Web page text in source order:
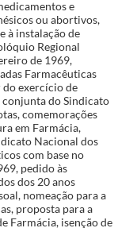
e
ou abortivos,
à instalação de
Regional
de 1969,
Farmacêuticas
exercício de
conjunta do Sindicato
comemorações
em Farmácia,
Nacional dos
com base no
pedido às
dos 20 anos
nomeação para a
proposta para a
Farmácia, isenção de